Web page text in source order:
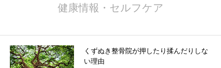
健康情報・セルフケア
くずぬき整骨院が押したり揉んだりしな
い理由
佐野市の交通事故治療 整骨院